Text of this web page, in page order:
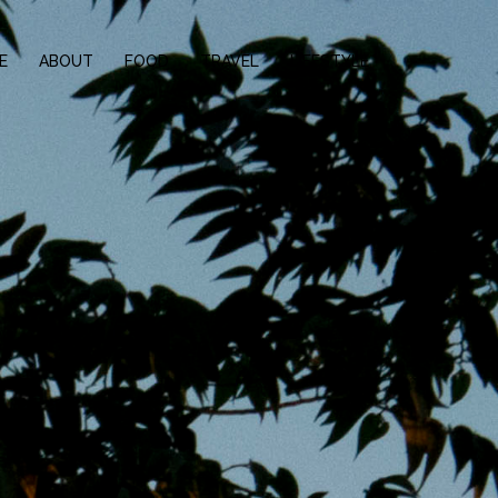
ABOUT FOOD TRAVEL LIFESTYLE